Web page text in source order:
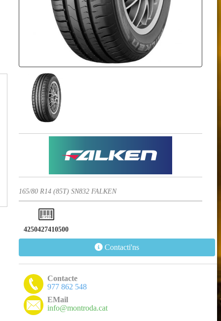
165/80 R14 (85T) SN832 FALKEN
4250427410500
Contacti'ns
Contacte
977 862 548
EMail
info@montroda.cat